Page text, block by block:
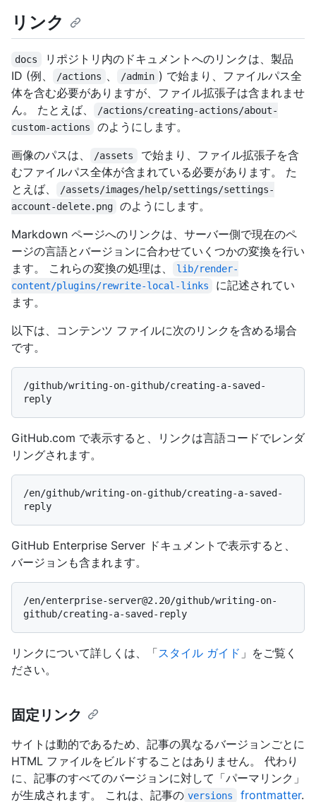
リンク
docs
リポジトリ内のドキュメントへのリンクは、製品
ID (例、
/actions /admin ) で始まり、ファイルパス全
体を含む必要がありますが、ファイル拡張子は含まれませ
ん。 たとえば、
/actions/creating-actions/about-
custom-actions
のようにします。
画像のパスは、
/assets
で始まり、ファイル拡張子を含
むファイルパス全体が含まれている必要があります。 た
とえば、
/assets/images/help/settings/settings-
account-delete.png
のようにします。
Markdown ページへのリンクは、サーバー側で現在のペ
ージの言語とバージョンに合わせていくつかの変換を行い
ます。 これらの変換の処理は、
lib/render-
content/plugins/rewrite-local-links
に記述されてい
ます。
以下は、コンテンツ ファイルに次のリンクを含める場合
です。
/github/writing-on-github/creating-a-saved-
GitHub.com で表示すると、リンクは言語コードでレンダ
リングされます。
/en/github/writing-on-github/creating-a-saved-
GitHub Enterprise Server ドキュメントで表示すると、
バージョンも含まれます。
/en/enterprise-server@2.20/github/writing-on-
リンクについて詳しくは、「スタイル ガイド 」をご覧く
ださい。
固定リンク
サイトは動的であるため、記事の異なるバージョンごとに
HTML ファイルをビルドすることはありません。 代わり
に、記事のすべてのバージョンに対して「パーマリンク」
が生成されます。 これは、記事の versions frontmatter.